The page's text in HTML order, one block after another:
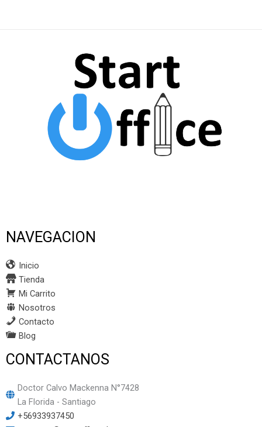
NAVEGACION
Inicio
Tienda
Mi Carrito
Nosotros
Contacto
Blog
CONTACTANOS
Doctor Calvo Mackenna N°7428
La Florida - Santiago
+56933937450